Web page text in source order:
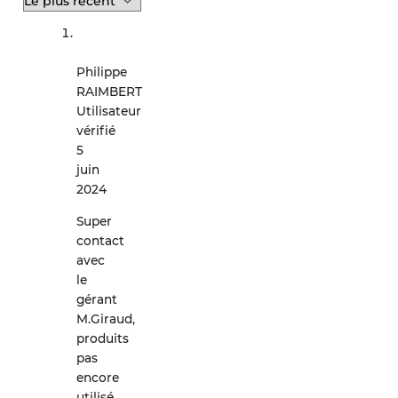
Philippe
RAIMBERT
Utilisateur
vérifié
5
juin
2024
Super
contact
avec
le
gérant
M.Giraud,
produits
pas
encore